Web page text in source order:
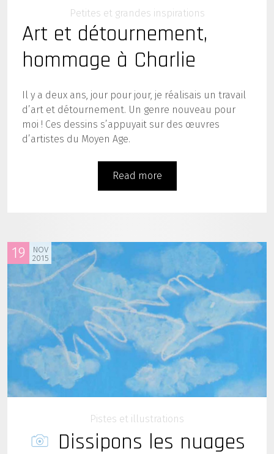
Petites et grandes inspirations
Art et détournement,
hommage à Charlie
Il y a deux ans, jour pour jour, je réalisais un travail
d’art et détournement. Un genre nouveau pour
moi ! Ces dessins s’appuyait sur des œuvres
d’artistes du Moyen Age.
Read more
19
NOV
2015
Pistes et illustrations
Dissipons les nuages